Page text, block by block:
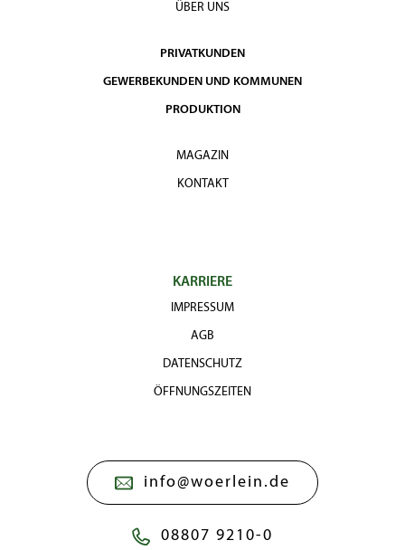
ÜBER UNS
PRIVATKUNDEN
GEWERBEKUNDEN UND KOMMUNEN
PRODUKTION
MAGAZIN
KONTAKT
KARRIERE
IMPRESSUM
AGB
DATENSCHUTZ
ÖFFNUNGSZEITEN
info@woerlein.de
08807 9210-0